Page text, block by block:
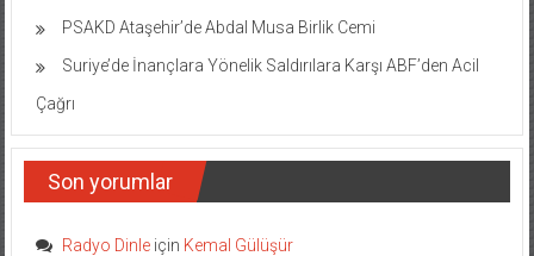
PSAKD Ataşehir’de Abdal Musa Birlik Cemi
Suriye’de İnançlara Yönelik Saldırılara Karşı ABF’den Acil
Çağrı
Son yorumlar
Radyo Dinleiçin Kemal Gülüşür